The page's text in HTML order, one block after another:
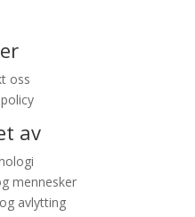
oss
av
mennesker
avlytting